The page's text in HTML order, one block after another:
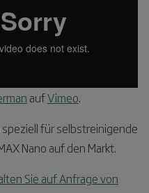
aufVimeo.
für selbstreinigende
Nano auf den Markt.
Sie auf Anfrage von